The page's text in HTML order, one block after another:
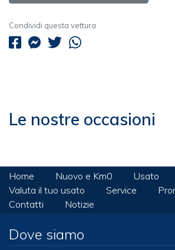
Condividi questa vettura
Le nostre occasioni
Home Nuovo e Km0 Usato
Valuta il tuo usato
Service
Contatti
Notizie
Dove siamo